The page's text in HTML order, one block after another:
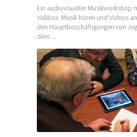
Ein audiovisueller Musikworkshop
Vidibox. Musik hören und Videos
den Hauptbeschäftigungen von
dem ...